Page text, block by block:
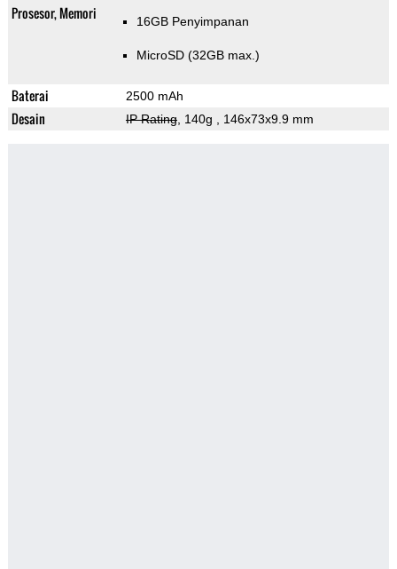
Prosesor, Memori 16GB Penyimpanan
MicroSD (32GB max.)
Baterai 2500 mAh
Desain IP Rating, 140g , 146x73x9.9 mm